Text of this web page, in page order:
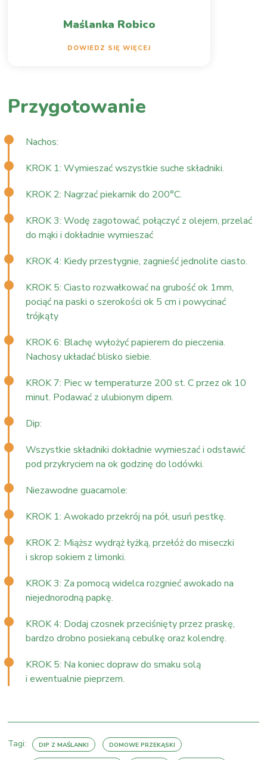
Maślanka Robico
DOWIEDZ SIĘ WIĘCEJ
Przygotowanie
Nachos:
KROK 1: Wymieszać wszystkie suche składniki.
KROK 2: Nagrzać piekarnik do 200°C.
KROK 3: Wodę zagotować, połączyć z olejem, przelać
do mąki i dokładnie wymieszać
KROK 4: Kiedy przestygnie, zagnieść jednolite ciasto.
KROK 5: Ciasto rozwałkować na grubość ok 1mm,
pociąć na paski o szerokości ok 5 cm i powycinać
trójkąty
KROK 6: Blachę wyłożyć papierem do pieczenia.
Nachosy układać blisko siebie.
KROK 7: Piec w temperaturze 200 st. C przez ok 10
minut. Podawać z ulubionym dipem.
Dip:
Wszystkie składniki dokładnie wymieszać i odstawić
pod przykryciem na ok godzinę do lodówki.
Niezawodne guacamole:
KROK 1: Awokado przekrój na pół, usuń pestkę.
KROK 2: Miąższ wydrąż łyżką, przełóż do miseczki
i skrop sokiem z limonki.
KROK 3: Za pomocą widelca rozgnieć awokado na
niejednorodną papkę.
KROK 4: Dodaj czosnek przeciśnięty przez praskę,
bardzo drobno posiekaną cebulkę oraz kolendrę.
KROK 5: Na koniec dopraw do smaku solą
i ewentualnie pieprzem.
Tagi: DIP Z MAŚLANKI DOMOWE PRZEKĄSKI